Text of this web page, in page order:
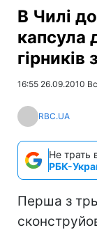
В Чилі
капсула
гірників
16:55 26.09.2010 Вс
RBC.UA
Не трать
РБК-
Перша з